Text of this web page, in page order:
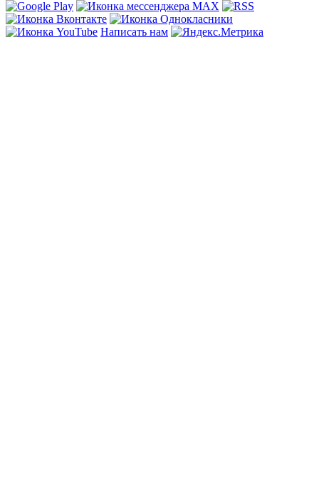
Написать нам